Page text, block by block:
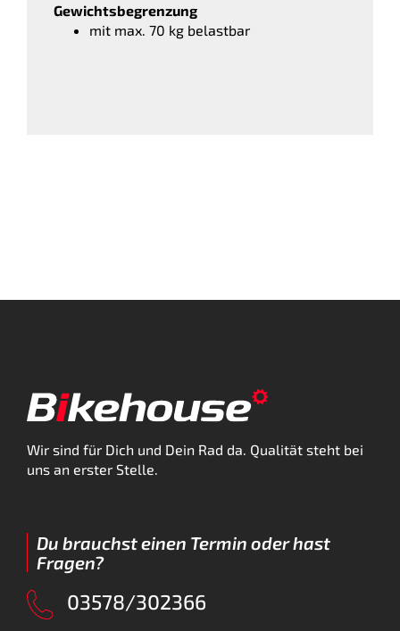
Gewichtsbegrenzung
mit max. 70 kg belastbar
Wir sind für Dich und Dein Rad da. Qualität steht bei
uns an erster Stelle.
Du brauchst einen Termin oder hast
Fragen?
03578/302366